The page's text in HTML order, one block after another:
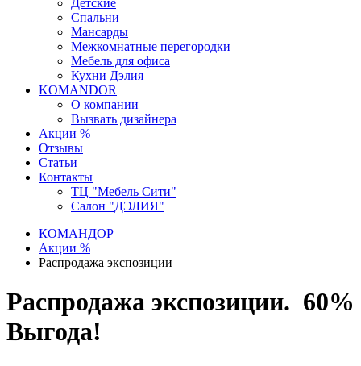
Детские
Спальни
Мансарды
Межкомнатные перегородки
Мебель для офиса
Кухни Дэлия
KOMANDOR
О компании
Вызвать дизайнера
Акции %
Отзывы
Статьи
Контакты
ТЦ "Мебель Сити"
Салон "ДЭЛИЯ"
КОМАНДОР
Акции %
Распродажа экспозиции
Распродажа экспозиции. 60%
Выгода!